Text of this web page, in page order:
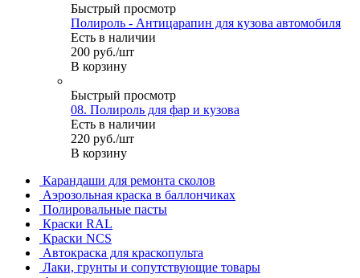
Быстрый просмотр
Полироль - Антицарапин для кузова автомобиля
Есть в наличии
200 руб./шт
В корзину
Быстрый просмотр
08. Полироль для фар и кузова
Есть в наличии
220 руб./шт
В корзину
Карандаши для ремонта сколов
Аэрозольная краска в баллончиках
Полировальные пасты
Краски RAL
Краски NCS
Автокраска для краскопульта
Лаки, грунты и сопутствующие товары